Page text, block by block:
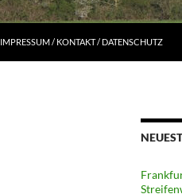
IMPRESSUM / KONTAKT / DATENSCHUTZ